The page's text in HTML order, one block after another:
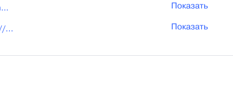
Показать
https://umz-uln.ru/ Показать